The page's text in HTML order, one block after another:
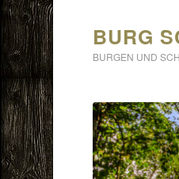
BURG
BURGEN UND